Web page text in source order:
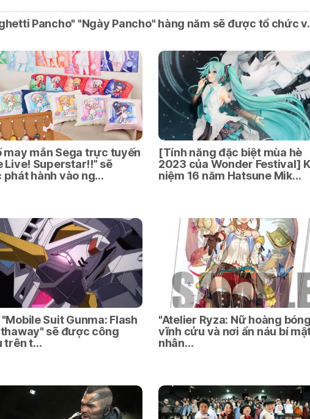
Pancho" "Ngày Pancho" hàng năm sẽ được tổ chức
may mắn Sega trực tuyến
Live! Superstar!!” sẽ
phát hành vào ng…
[Tính năng đặc biệt mùa hè
2023 của Wonder Festival]
niệm 16 năm Hatsune Mik…
Suit Gunma: Flash
sẽ được công
trên t…
"Atelier Ryza: Nữ hoàng
vĩnh cửu và nơi ẩn náu bí
nhân…